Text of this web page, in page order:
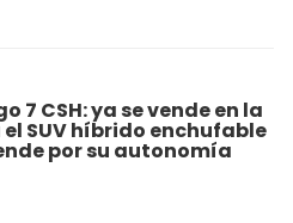
7 CSH: ya se vende en la
SUV híbrido enchufable
por su autonomía